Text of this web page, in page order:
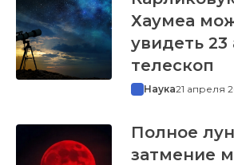
Хаумеа
увидеть 23
телескоп
Наука21 апреля
Полное
затмение